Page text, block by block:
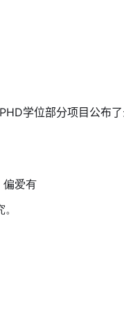
学位部分项目公布
偏爱有